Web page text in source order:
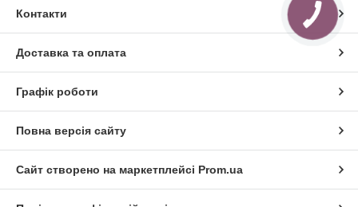
Контакти
Доставка та оплата
Графік роботи
Повна версія сайту
Сайт створено на маркетплейсі Prom.ua